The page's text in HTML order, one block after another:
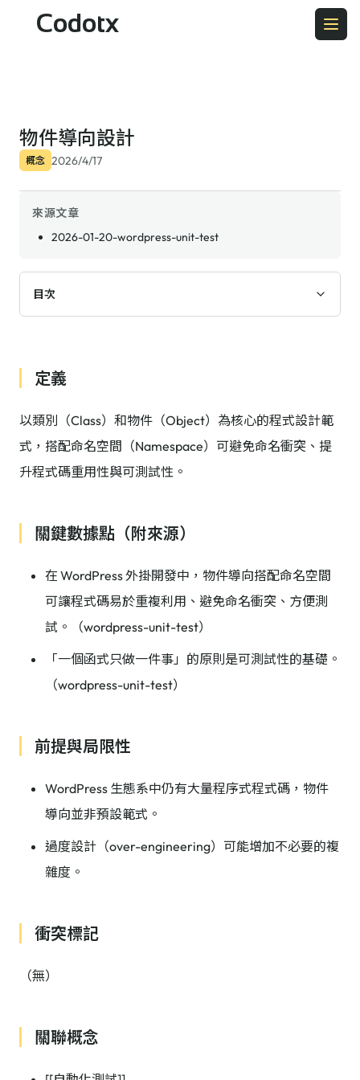
Codotx
物件導向設計
概念 2026/4/17
來源文章
2026-01-20-wordpress-unit-test
目次
定義
以類別（Class）和物件（Object）為核心的程式設計範
式，搭配命名空間（Namespace）可避免命名衝突、提
升程式碼重用性與可測試性。
關鍵數據點（附來源）
在 WordPress 外掛開發中，物件導向搭配命名空間
可讓程式碼易於重複利用、避免命名衝突、方便測
試。（wordpress-unit-test）
「一個函式只做一件事」的原則是可測試性的基礎。
（wordpress-unit-test）
前提與局限性
WordPress 生態系中仍有大量程序式程式碼，物件
導向並非預設範式。
過度設計（over-engineering）可能增加不必要的複
雜度。
衝突標記
（無）
關聯概念